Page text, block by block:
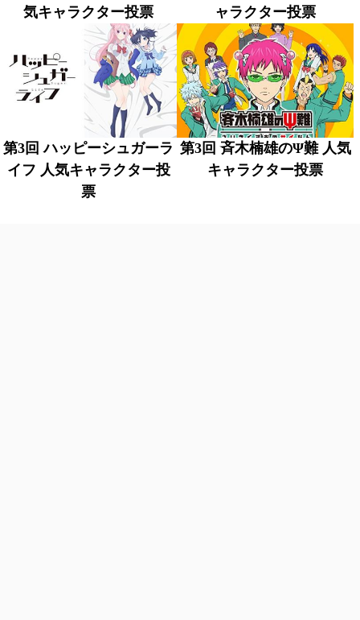
気キャラクター投票
ャラクター投票
第3回 ハッピーシュガーラ
イフ 人気キャラクター投
票
第3回 斉木楠雄のΨ難 人気
キャラクター投票